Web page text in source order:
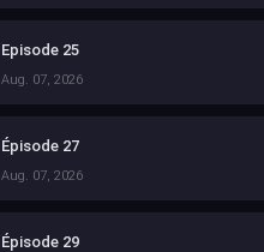
Episode 25
Aug. 07, 2026
Épisode 27
Aug. 07, 2026
Épisode 29